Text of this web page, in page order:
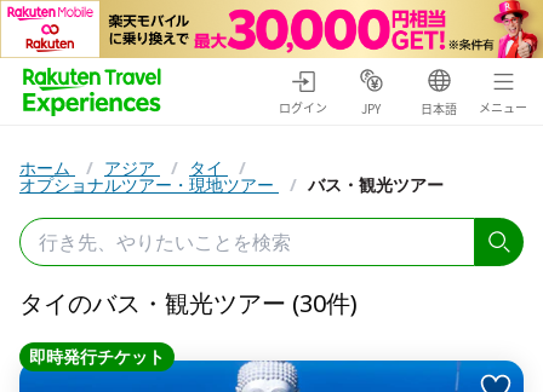
ログイン JPY 日本語 メニュー
ホーム / アジア / タイ /
オプショナルツアー・現地ツアー / バス・観光ツアー
タイのバス・観光ツアー (30件)
即時発行チケット